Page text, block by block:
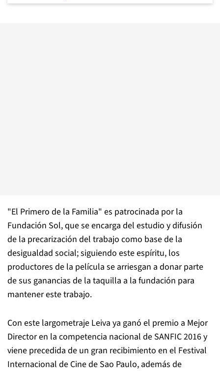
"El Primero de la Familia" es patrocinada por la
Fundación Sol, que se encarga del estudio y difusión
de la precarización del trabajo como base de la
desigualdad social; siguiendo este espíritu, los
productores de la película se arriesgan a donar parte
de sus ganancias de la taquilla a la fundación para
mantener este trabajo.
Con este largometraje Leiva ya ganó el premio a Mejor
Director en la competencia nacional de SANFIC 2016 y
viene precedida de un gran recibimiento en el Festival
Internacional de Cine de Sao Paulo, además de